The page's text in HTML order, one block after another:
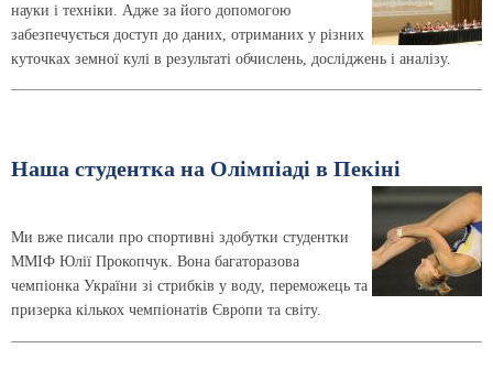
науки і техніки. Адже за його допомогою
забезпечується доступ до даних, отриманих у різних
куточках земної кулі в результаті обчислень, досліджень і аналізу.
Наша студентка на Олімпіаді в Пекіні
Ми вже писали про спортивні здобутки студентки
ММІФ Юлії Прокопчук. Вона багаторазова
чемпіонка України зі стрибків у воду, переможець та
призерка кількох чемпіонатів Європи та світу.